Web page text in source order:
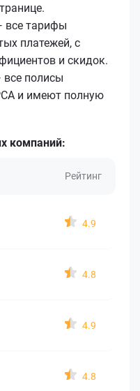
все тарифы
платежей, с
и скидок.
все полисы
и имеют полную
компаний:
Рейтинг
4.9
4.8
4.9
4.8